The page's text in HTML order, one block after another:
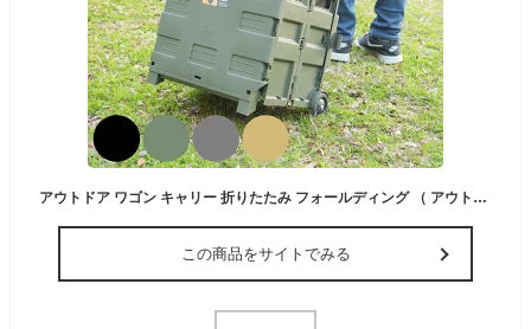
アウトドア ワゴン キャリー 折りたたみ フォールディング （ アウトドアワゴン キャリーワゴン キャリーカート 台車 コンテナ カート コンパクト 行楽 買い物 荷物運び 丈夫 頑丈 2輪 キャスター ）【3980円以上送料無料】
この商品をサイトでみる